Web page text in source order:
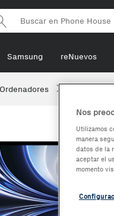
Samsung reNuevos
Ordenadores
Nos
Utilizamos
manera
datos de la
aceptar el
momento